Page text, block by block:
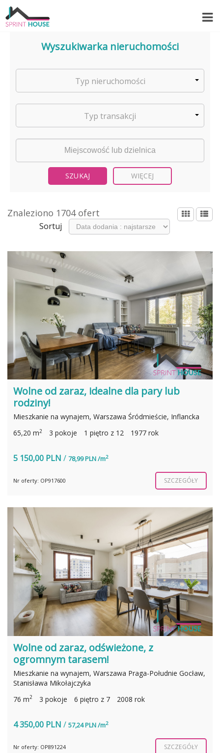
Wyszukiwarka nieruchomości
Typ nieruchomości
Typ transakcji
WIĘCEJ
Znaleziono 1704 ofert
Sortuj
Wolne od zaraz, idealne dla pary lub
rodziny!
Mieszkanie na wynajem, Warszawa Śródmieście, Inflancka
65,20 m2 3 pokoje 1 piętro z 12 1977 rok
5 150,00 PLN / 78,99 PLN /m2
Nr oferty: OP917600 SZCZEGÓŁY
Wolne od zaraz, odświeżone, z
ogromnym tarasem!
Mieszkanie na wynajem, Warszawa Praga-Południe Gocław,
Stanisława Mikołajczyka
76 m2 3 pokoje 6 piętro z 7 2008 rok
4 350,00 PLN / 57,24 PLN /m2
Nr oferty: OP891224 SZCZEGÓŁY